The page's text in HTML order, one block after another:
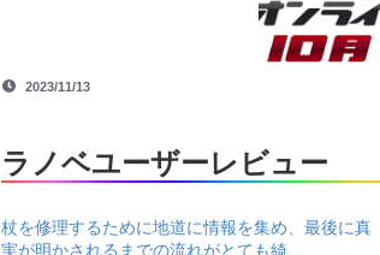
2023/11/13
ラノベユーザーレビュー
杖を修理するために地道に情報を集め、最後に真
実が明かされるまでの流れがとても綺...